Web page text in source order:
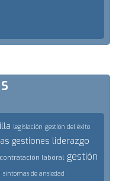
legislación gestión del éxito
gestiones liderazgo
contratación laboral gestión
síntomas de ansiedad